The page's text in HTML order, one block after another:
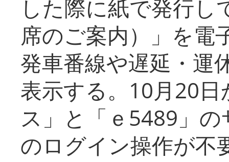
した際に紙で発行し
席のご案内）」を電
発車番線や遅延・運
表示する。10月20
ス」と「ｅ5489」
のログイン操作が不